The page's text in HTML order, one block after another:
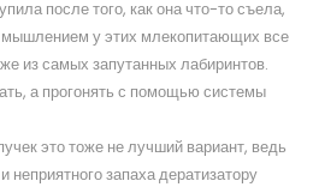
после того, как она что-то съела,
мышлением у этих млекопитающих все
из самых запутанных лабиринтов.
а прогонять с помощью системы
это тоже не лучший вариант, ведь
неприятного запаха дератизатору